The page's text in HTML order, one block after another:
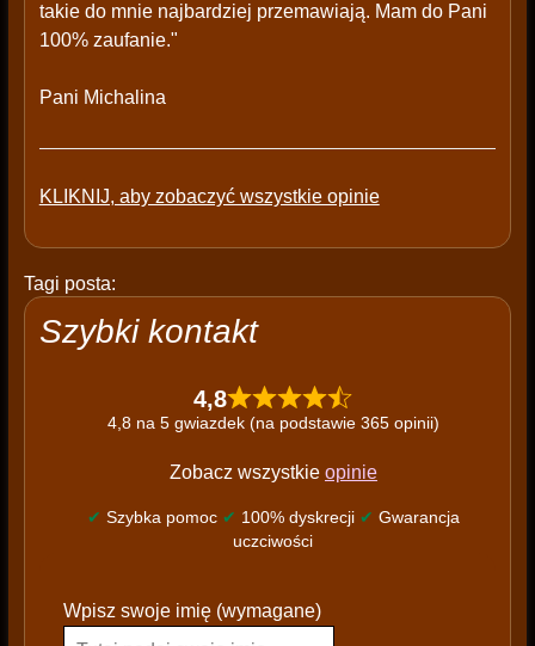
takie do mnie najbardziej przemawiają. Mam do Pani
100% zaufanie."
Pani Michalina
KLIKNIJ, aby zobaczyć wszystkie opinie
Tagi posta:
Szybki kontakt
4,8
4,8 na 5 gwiazdek (na podstawie 365 opinii)
Zobacz wszystkie opinie
✔ Szybka pomoc ✔ 100% dyskrecji ✔ Gwarancja
uczciwości
l
Wpisz swoje imię (wymagane)